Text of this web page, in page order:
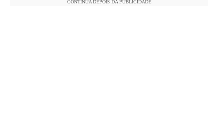
CONTINUA DEPOIS DA PUBLICIDADE